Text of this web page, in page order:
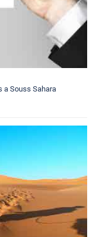
a Souss Sahara